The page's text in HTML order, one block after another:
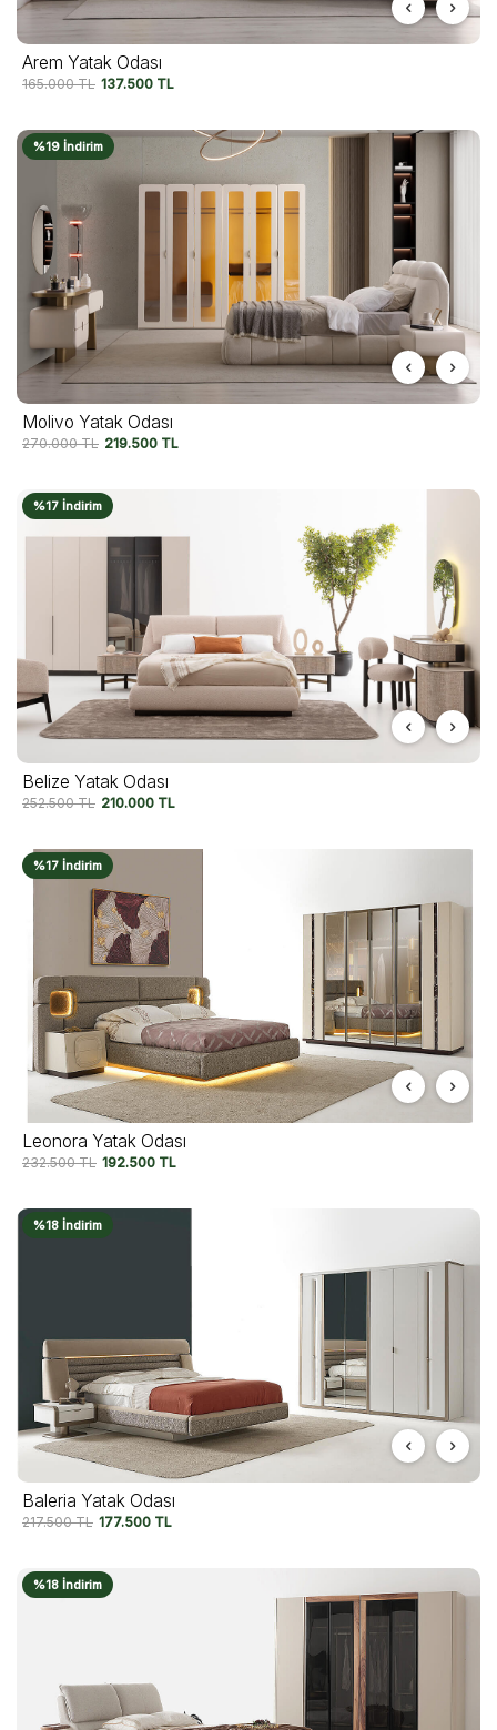
Arem Yatak Odası
165.000TL 137.500 TL
%19 İndirim
Molivo Yatak Odası
270.000TL 219.500 TL
%17 İndirim
Belize Yatak Odası
252.500TL 210.000 TL
%17 İndirim
Leonora Yatak Odası
232.500TL 192.500 TL
%18 İndirim
Baleria Yatak Odası
217.500TL 177.500 TL
%18 İndirim